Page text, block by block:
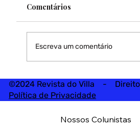
Comentários
Escreva um comentário
©2024 Revista do Villa -
Política de Privacidade
Nossos Colunistas